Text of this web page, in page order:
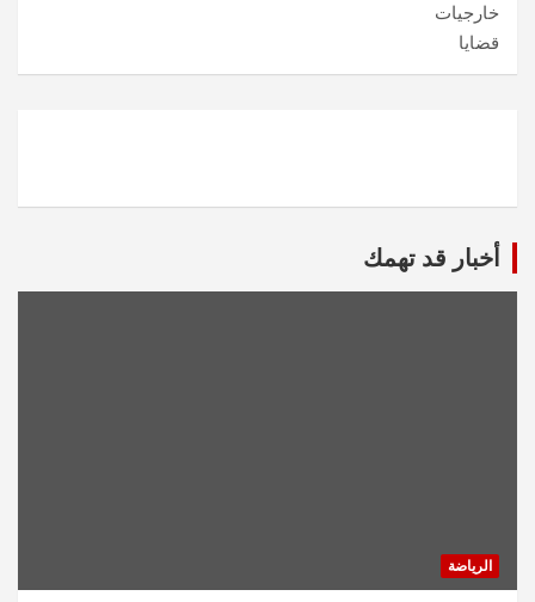
خارجيات
قضايا
أخبار قد تهمك
الرياضة